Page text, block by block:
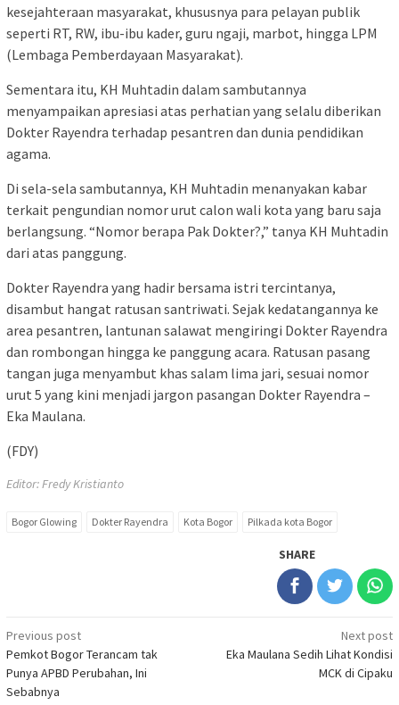
kesejahteraan masyarakat, khususnya para pelayan publik
seperti RT, RW, ibu-ibu kader, guru ngaji, marbot, hingga LPM
(Lembaga Pemberdayaan Masyarakat).
Sementara itu, KH Muhtadin dalam sambutannya
menyampaikan apresiasi atas perhatian yang selalu diberikan
Dokter Rayendra terhadap pesantren dan dunia pendidikan
agama.
Di sela-sela sambutannya, KH Muhtadin menanyakan kabar
terkait pengundian nomor urut calon wali kota yang baru saja
berlangsung. “Nomor berapa Pak Dokter?,” tanya KH Muhtadin
dari atas panggung.
Dokter Rayendra yang hadir bersama istri tercintanya,
disambut hangat ratusan santriwati. Sejak kedatangannya ke
area pesantren, lantunan salawat mengiringi Dokter Rayendra
dan rombongan hingga ke panggung acara. Ratusan pasang
tangan juga menyambut khas salam lima jari, sesuai nomor
urut 5 yang kini menjadi jargon pasangan Dokter Rayendra –
Eka Maulana.
(FDY)
Editor: Fredy Kristianto
Bogor Glowing Dokter Rayendra Kota Bogor Pilkada kota Bogor
SHARE
Post
navigation
Previous post
Pemkot Bogor Terancam tak
Punya APBD Perubahan, Ini
Sebabnya
Next post
Eka Maulana Sedih Lihat Kondisi
MCK di Cipaku